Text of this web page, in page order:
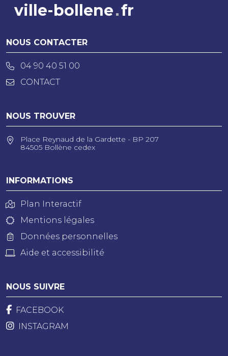
ville-bollene fr
NOUS CONTACTER
04 90 40 51 00
CONTACT
NOUS TROUVER
Place Reynaud de la Gardette - BP 207
84505 Bollène cedex
INFORMATIONS
Plan Interactif
Mentions légales
Données personnelles
Aide et accessibilité
NOUS SUIVRE
FACEBOOK
INSTAGRAM